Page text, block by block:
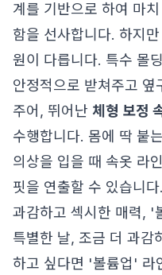
계를 기반으로 하여 마
함을 선사합니다. 하지
원이 다릅니다. 특수 몰
안정적으로 받쳐주고 옆
주어, 뛰어난 체형 보정
수행합니다. 몸에 딱 붙
의상을 입을 때 속옷 라
핏을 연출할 수 있습니다.
과감하고 섹시한 매력, '
특별한 날, 조금 더 과감
하고 싶다면 '볼륨업' 라